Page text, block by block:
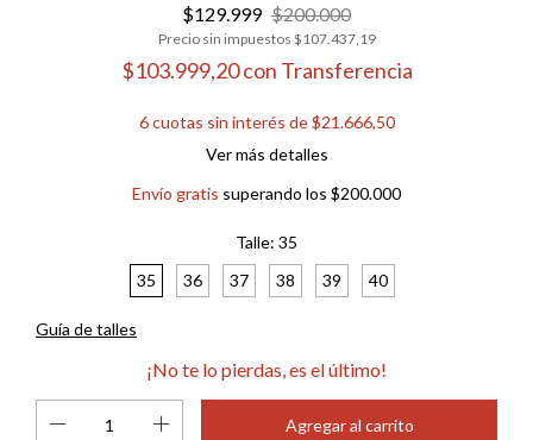
$129.999 $200.000
Precio sin impuestos $107.437,19
$103.999,20con Transferencia
6 cuotas sin interés de$21.666,50
Ver más detalles
Envío gratis superando los $200.000
Talle: 35
35
36 37 38 39 40
Guía de talles
¡No te lo pierdas, es el último!